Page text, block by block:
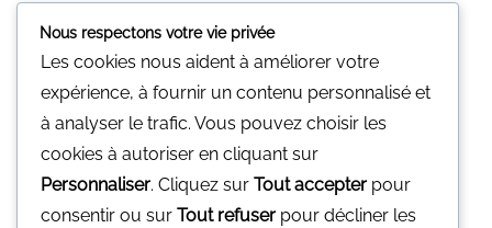
Nous n'avons pas de magasin physique
Vous pouvez nous contacter par mail
gp@minerali.beou au 0455.17.55.84
Facebook
Facebook
Nous respectons votre vie privée
Les cookies nous aident à améliorer votre
expérience, à fournir un contenu personnalisé et
à analyser le trafic. Vous pouvez choisir les
cookies à autoriser en cliquant sur
Personnaliser. Cliquez sur Tout accepter pour
consentir ou sur Tout refuser pour décliner les